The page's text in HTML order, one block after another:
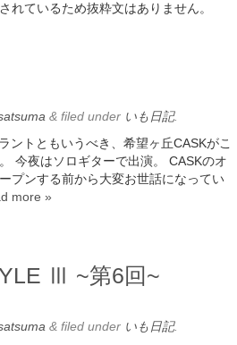
れているため抜粋文はありません。
& filed under いも日記.
ントともいうべき、希望ヶ丘CASKがこ
今夜はソロギターで出演。 CASKのオ
プンする前から大変お世話になってい
more »
Ⅲ ~第6回~
& filed under いも日記.